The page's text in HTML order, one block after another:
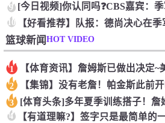
9
10
篮球新闻HOT VIDEO
1
2
3
4